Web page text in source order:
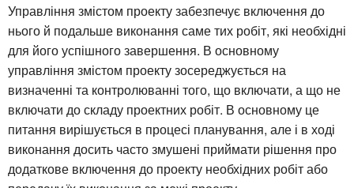
Управління змістом проекту забезпечує включення до
нього й подальше виконання саме тих робіт, які необхідні
для його успішного завершення. В основному
управління змістом проекту зосереджується на
визначенні та контролюванні того, що включати, а що не
включати до складу проектних робіт. В основному це
питання вирішується в процесі планування, але і в ході
виконання досить часто змушені приймати рішення про
додаткове включення до проекту необхідних робіт або